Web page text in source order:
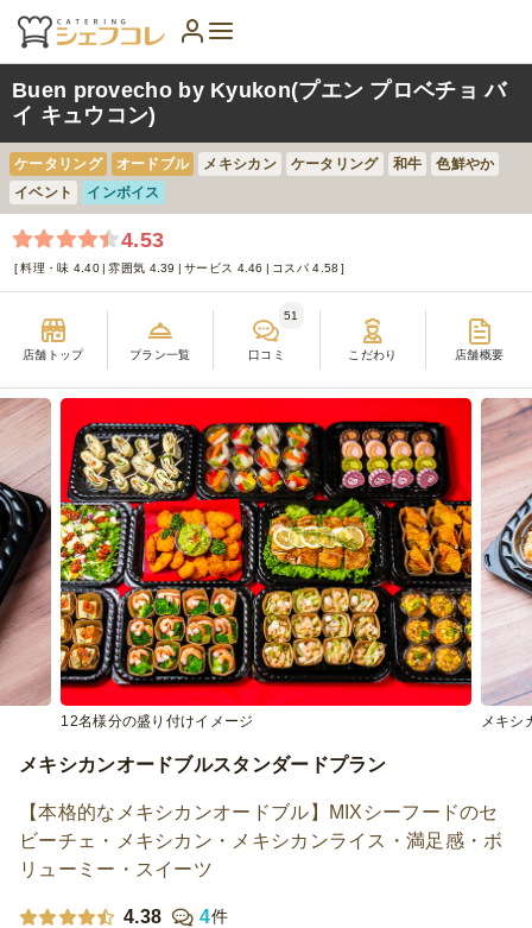
Buen provecho by Kyukon(プエン プロベチョ バ
イ キュウコン)
ケータリング オードブル メキシカン ケータリング 和牛
色鮮やか
イベント
インボイス
4.53
料理・味 4.40 雰囲気 4.39 サービス 4.46 コスパ 4.58
店舗トップ プラン一覧 口コミ
51
こだわり 店舗概要
12名様分の盛り付けイメージ メキシ
メキシカンオードブルスタンダードプラン
【本格的なメキシカンオードブル】MIXシーフードのセ
ビーチェ・メキシカン・メキシカンライス・満足感・ボ
リューミー・スイーツ
4.38 4件